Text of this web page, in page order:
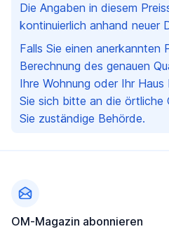
Die Angaben in diesem
kontinuierlich anhand neuer
Falls Sie einen anerkannten
Berechnung des genauen
Ihre Wohnung oder Ihr
Sie sich bitte an die örtliche
Sie zuständige Behörde.
OM-Magazin abonnieren